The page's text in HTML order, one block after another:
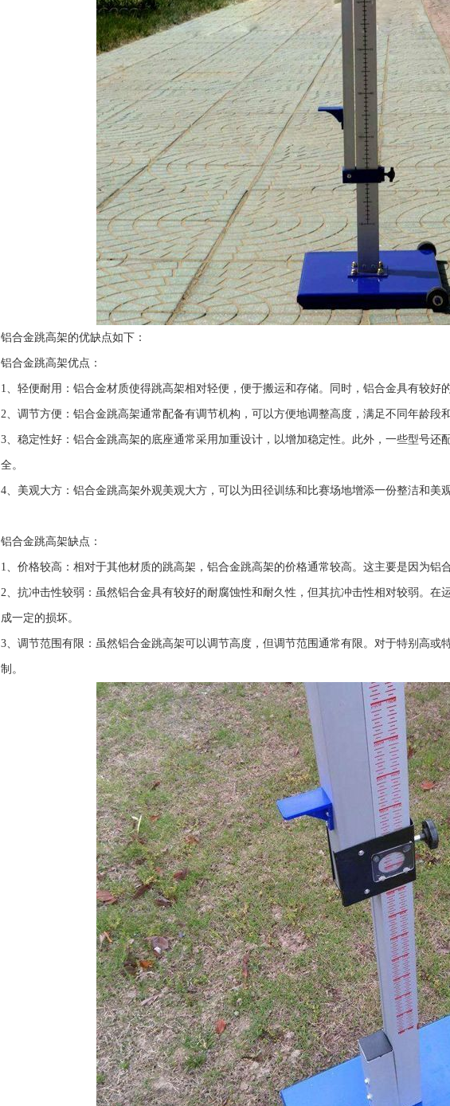
铝合金跳高架的优缺点如下：
铝合金跳高架优点：
1、轻便耐用：铝合金材质使得跳高架相对轻便，便于搬运和存储。同时，铝合金具有较
2、调节方便：铝合金跳高架通常配备有调节机构，可以方便地调整高度，满足不同年龄段
3、稳定性好：铝合金跳高架的底座通常采用加重设计，以增加稳定性。此外，一些型号
全。
4、美观大方：铝合金跳高架外观美观大方，可以为田径训练和比赛场地增添一份整洁和美
铝合金跳高架缺点：
1、价格较高：相对于其他材质的跳高架，铝合金跳高架的价格通常较高。这主要是因为
2、抗冲击性较弱：虽然铝合金具有较好的耐腐蚀性和耐久性，但其抗冲击性相对较弱。
成一定的损坏。
3、调节范围有限：虽然铝合金跳高架可以调节高度，但调节范围通常有限。对于特别高
制。